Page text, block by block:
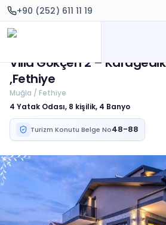
+90 (252) 611 11 19
Villa Gökçen 2 – Karagedik
,Fethiye
Muğla / Fethiye
4 Yatak Odası, 8 kişilik, 4 Banyo
Turizm Konutu Belge No48-88